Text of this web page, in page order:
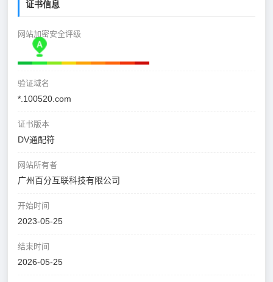
证书信息
网站加密安全评级
验证域名
*.100520.com
证书版本
DV通配符
网站所有者
广州百分互联科技有限公司
开始时间
2023-05-25
结束时间
2026-05-25